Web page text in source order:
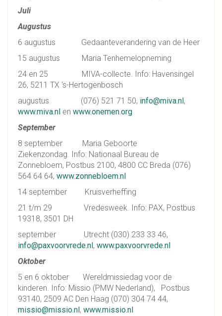
Juli
Augustus
6 augustus Gedaanteverandering van de Heer
15 augustus Maria Tenhemelopneming
24 en 25 MIVA-collecte. Info: Havensingel
26, 5211 TX ‘s-Hertogenbosch
augustus (076) 521 71 50, info@miva.nl,
www.miva.nl en www.onemen.org
September
8 september Maria Geboorte
Ziekenzondag. Info: Nationaal Bureau de
Zonnebloem, Postbus 2100, 4800 CC Breda (076)
564 64 64, www.zonnebloem.nl
14 september Kruisverheffing
21 t/m 29 Vredesweek. Info: PAX, Postbus
19318, 3501 DH
september Utrecht (030) 233 33 46,
info@paxvoorvrede.nl, www.paxvoorvrede.nl
Oktober
5 en 6 oktober Wereldmissiedag voor de
kinderen. Info: Missio (PMW Nederland), Postbus
93140, 2509 AC Den Haag (070) 304 74 44,
missio@missio.nl, www.missio.nl